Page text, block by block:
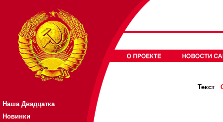
Наша Двадцатка
Новинки
Текст